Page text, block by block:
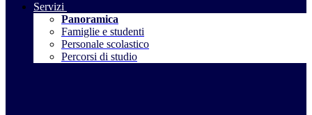
Servizi
Panoramica
Famiglie e studenti
Personale scolastico
Percorsi di studio